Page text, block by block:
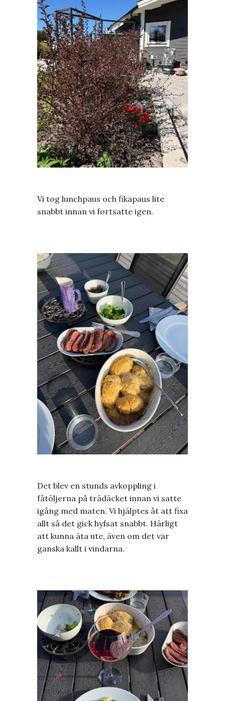
Vi tog lunchpaus och fikapaus lite
snabbt innan vi fortsatte igen.
Det blev en stunds avkoppling i
fåtöljerna på trädäcket innan vi satte
igång med maten. Vi hjälptes åt att fixa
allt så det gick hyfsat snabbt. Härligt
att kunna äta ute, även om det var
ganska kallt i vindarna.